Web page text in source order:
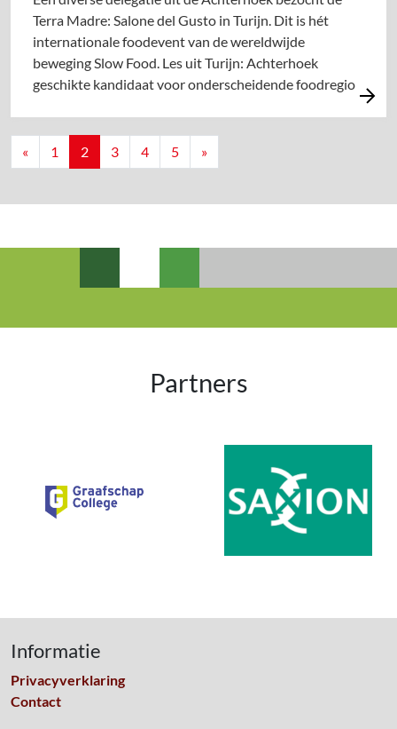
Terra Madre: Salone del Gusto in Turijn. Dit is hét
internationale foodevent van de wereldwijde
beweging Slow Food. Les uit Turijn: Achterhoek
geschikte kandidaat voor onderscheidende foodregio
Berichten navigatie
« 1 2 3 4 5 »
Partners
Informatie
Privacyverklaring
Contact